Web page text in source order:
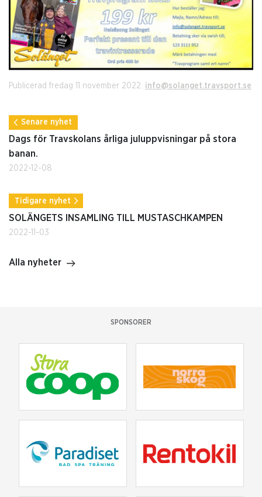
Publicerad fredag 11 november 2022. info@solanget.travsport.se
Senare nyhet
Dags för Travskolans årliga juluppvisningar på stora
banan.
2022-12-08
Tidigare nyhet
SOLÄNGETS INSAMLING TILL MUSTASCHKAMPEN
2022-11-03
Alla nyheter
SPONSORER